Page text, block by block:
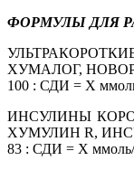
ФОРМУЛЫ ДЛЯ
ХУМАЛОГ,
100 : СДИ = Х
ИНСУЛИНЫ
ХУМУЛИН R,
83 : СДИ = Х